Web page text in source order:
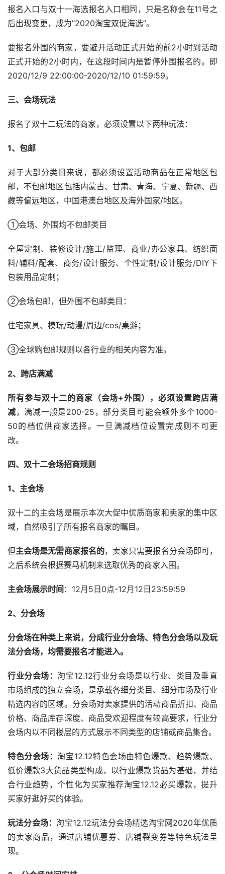
报名入口与双十一海选报名入口相同，只是名称会在11号之
后出现变更，成为”2020淘宝双促海选”。
要报名外围的商家，要避开活动正式开始的前2小时到活动
正式开始的2小时内，在这段时间内是暂停外围报名的。即
2020/12/9 22:00:00-2020/12/10 01:59:59。
三、会场玩法
报名了双十二玩法的商家，必须设置以下两种玩法：
1、包邮
对于大部分类目来说，都必须设置活动商品在正常地区包
邮，不包邮地区包括内蒙古、甘肃、青海、宁夏、新疆、西
藏等偏远地区，中国港澳台地区及海外国家/地区。
①会场、外围均不包邮类目
全屋定制、装修设计/施工/监理、商业/办公家具、纺织面
料/辅料/配套、商务/设计服务、个性定制/设计服务/DIY下
包装用品定制；
②会场包邮，但外围不包邮类目：
住宅家具、模玩/动漫/周边/cos/桌游；
③全球购包邮规则以各行业的相关内容为准。
2、跨店满减
所有参与双十二的商家（会场+外围），必须设置跨店满
减，满减一般是200-25，部分类目可能会额外多个1000-
50的档位供商家选择。一旦满减档位设置完成则不可更
改。
四、双十二会场招商规则
1、主会场
双十二的主会场是展示本次大促中优质商家和卖家的集中区
域，自然吸引了所有报名商家的瞩目。
但主会场是无需商家报名的，卖家只需要报名分会场即可，
之后系统会根据赛马机制来选取优秀的商家入围。
主会场展示时间 ：12月5日0点-12月12日23:59:59
2、分会场
分会场在种类上来说，分成行业分会场、特色分会场以及玩
法分会场，均需要报名才能进入。
行业分会场：淘宝12.12行业分会场是以行业、类目及垂直
市场组成的独立会场，是承载各细分类目、细分市场及行业
精选内容的区域。分会场对卖家提供的活动商品折扣、商品
价格、商品库存深度、商品受欢迎程度有较高要求，行业分
会场内以不同楼层的方式展示不同类型的店铺或商品集合。
特色分会场：淘宝12.12特色会场由特色爆款、趋势爆款、
低价爆款3大货品类型构成，以行业爆款货品为基础，并结
合行业趋势，个性化为买家推荐淘宝12.12必买爆款，提升
买家好逛好买的体验。
玩法分会场：淘宝12.12玩法分会场精选淘宝网2020年优质
的卖家商品，通过店铺优惠券、店铺裂变券等特色玩法呈
现。